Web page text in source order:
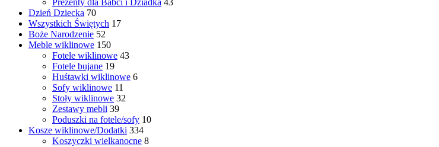
Dzień Dziecka 70
Wszystkich Świętych 17
Boże Narodzenie 52
Meble wiklinowe 150
Fotele wiklinowe 43
Fotele bujane 19
Huśtawki wiklinowe 6
Sofy wiklinowe 11
Stoły wiklinowe 32
Zestawy mebli 39
Poduszki na fotele/sofy 10
Kosze wiklinowe/Dodatki 334
Koszyczki wielkanocne 8